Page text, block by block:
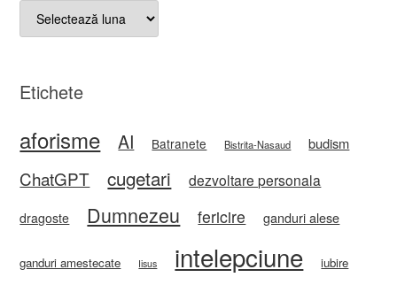
Arhive
Etichete
aforisme AI Batranete Bistrita-Nasaud budism
ChatGPT cugetari dezvoltare personala
dragoste Dumnezeu fericire ganduri alese
ganduri amestecate Iisus intelepciune iubire